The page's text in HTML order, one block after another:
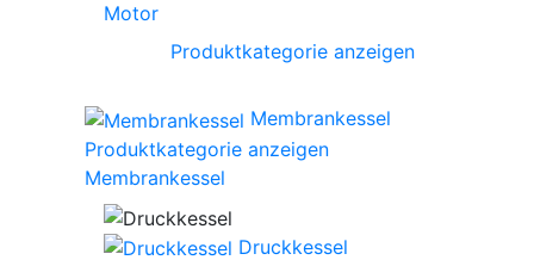
Motor
Produktkategorie anzeigen
Membrankessel
Produktkategorie anzeigen
Membrankessel
Druckkessel